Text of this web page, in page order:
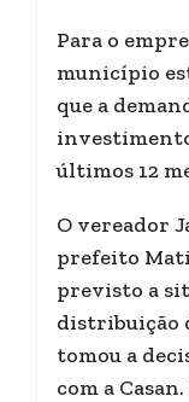
Para o
município
que a
últimos 12
O vereador
prefeito
previsto a
distribuição
tomou a
com a